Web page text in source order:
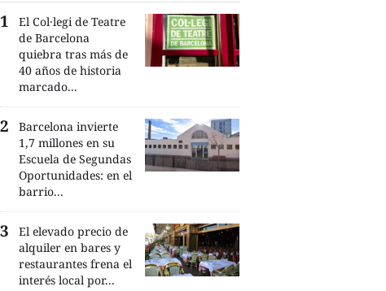
El Col·legi de Teatre
de Barcelona
quiebra tras más de
40 años de historia
marcado...
Barcelona invierte
1,7 millones en su
Escuela de Segundas
Oportunidades: en el
barrio...
El elevado precio de
alquiler en bares y
restaurantes frena el
interés local por...